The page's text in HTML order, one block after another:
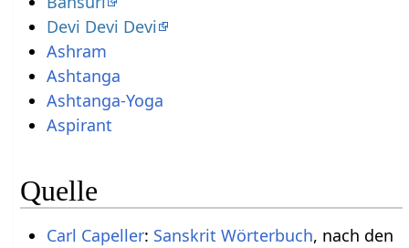
Devi Devi Devi
Ashram
Ashtanga
Ashtanga-Yoga
Aspirant
Quelle
Carl Capeller: Sanskrit Wörterbuch, nach den